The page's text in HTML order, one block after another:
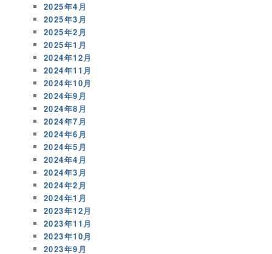
2025年4月
2025年3月
2025年2月
2025年1月
2024年12月
2024年11月
2024年10月
2024年9月
2024年8月
2024年7月
2024年6月
2024年5月
2024年4月
2024年3月
2024年2月
2024年1月
2023年12月
2023年11月
2023年10月
2023年9月